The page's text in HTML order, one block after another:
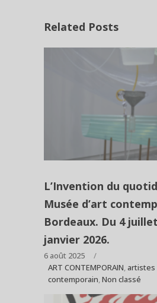
Related Posts
L’Invention du
Musée d’art
Bordeaux. Du 4
janvier 2026.
6 août 2025
ART CONTEMPORAIN, artistes
contemporain,Non classé